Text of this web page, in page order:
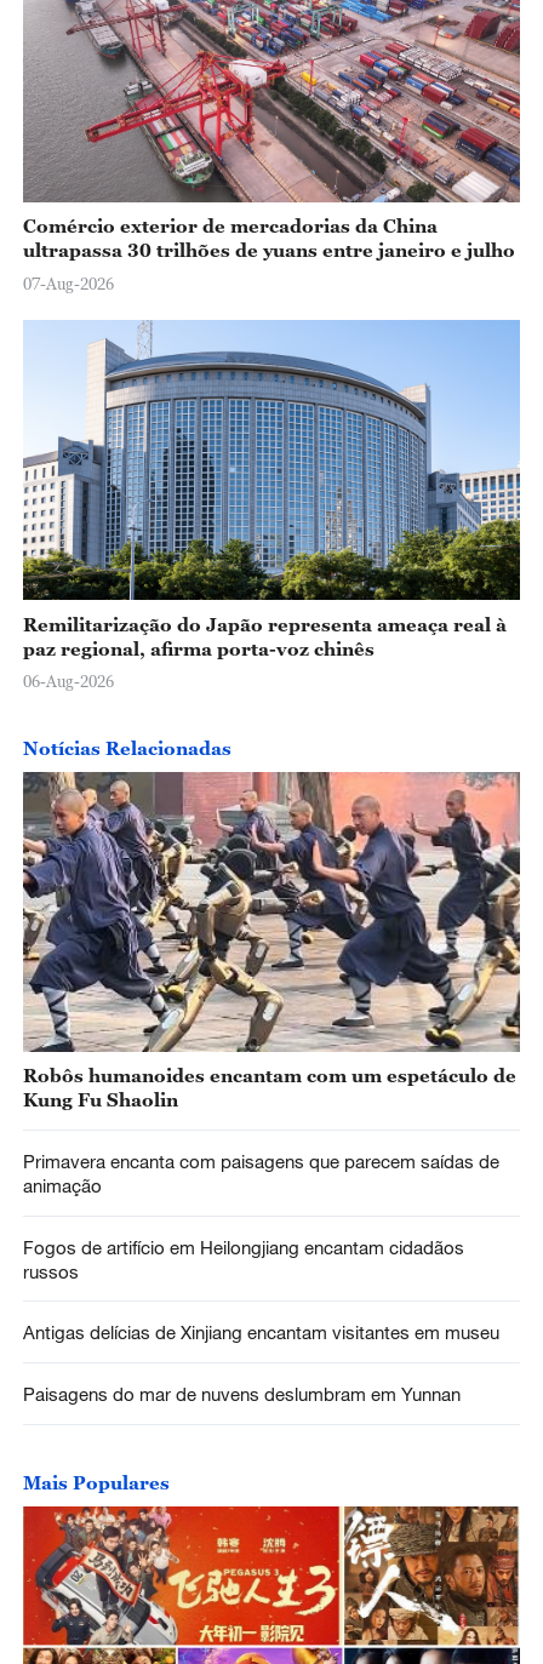
Comércio exterior de mercadorias da China
ultrapassa 30 trilhões de yuans entre janeiro e julho
07-Aug-2026
Remilitarização do Japão representa ameaça real à
paz regional, afirma porta-voz chinês
06-Aug-2026
Notícias Relacionadas
Robôs humanoides encantam com um espetáculo de
Kung Fu Shaolin
Primavera encanta com paisagens que parecem saídas de
animação
Fogos de artifício em Heilongjiang encantam cidadãos
russos
Antigas delícias de Xinjiang encantam visitantes em museu
Paisagens do mar de nuvens deslumbram em Yunnan
Mais Populares